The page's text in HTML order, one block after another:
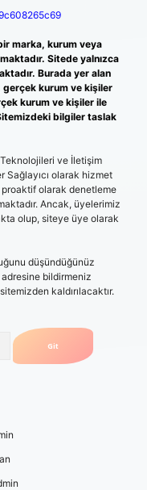
marka, kurum veya
Sitede yalnızca
Burada yer alan
kurum ve kişiler
kurum ve kişiler ile
bilgiler taslak
ve İletişim
Sağlayıcı olarak hizmet
olarak denetleme
Ancak, üyelerimiz
olup, siteye üye olarak
düşündüğünüz
adresine bildirmeniz
kaldırılacaktır.